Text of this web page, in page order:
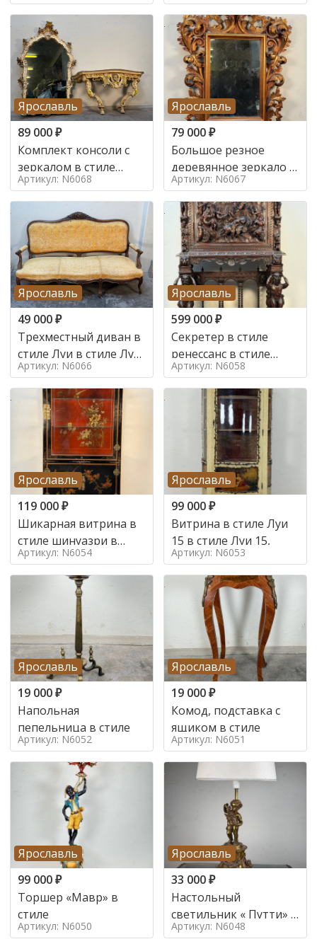
Ярославль
89 000₽
Комплект консоли с
зеркалом в стиле
ренессанс,
Артикул: N6068
Ярославль
79 000₽
Большое резное
деревянное зеркало с
золочением в стиле
Артикул: N6067
Ярославль
49 000₽
Трехместный диван в
стиле Луи в стиле Луи
16,
Артикул: N6066
Ярославль
599 000₽
Секретер в стиле
ренессанс в стиле
ренессанс, 19 век
Артикул: N6058
Ярославль
119 000₽
Шикарная витрина в
стиле шинуазри в
стиле шинуазри,
Артикул: N6054
Ярославль
99 000₽
Витрина в стиле Луи
15 в стиле Луи 15,
Артикул: N6053
Ярославль
19 000₽
Напольная
пепельница в стиле
Артикул: N6052
Ярославль
19 000₽
Комод, подставка с
ящиком в стиле
Артикул: N6051
Ярославль
99 000₽
Торшер «Мавр» в
стиле
Артикул: N6050
Ярославль
33 000₽
Настольный
светильник « Путти» в
стиле
Артикул: N6048